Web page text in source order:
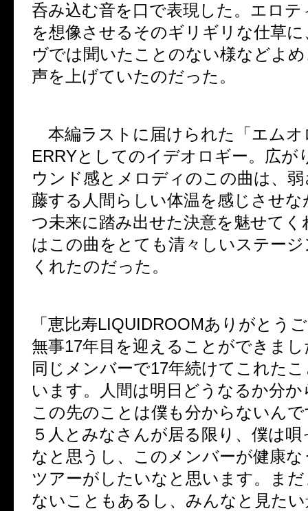
呑み込む音を口で表現した。エロテ
を想像させるそのギリギリな仕草
ヴでは聞いたことのない様などよ
声を上げていたのだった。
本編ラストに届けられた「エムオ
ERRYとしてのイデオロギー。広が
ウンド感とメロディのこの曲は、
藤する人間らしい体温を感じさせ
つ未来に踏み出せた決意を魅せてく
はこの曲をとても清々しいステー
くれたのだった。
「恵比寿LIQUIDROOMありがとう
無事17年目を迎えることができま
同じメンバーで17年続けてこれた
います。人間は明日どうなるか分
この先のことは僕も分からないん
５人とみなさんが居る限り、僕は
なと思うし、このメンバーが健康
ツアーがしたいなと思います。ま
ないこともあるし、みんなと見た